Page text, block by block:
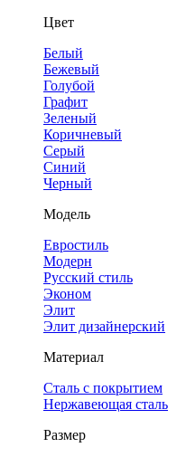
Цвет
Белый
Бежевый
Голубой
Графит
Зеленый
Коричневый
Серый
Синий
Черный
Модель
Евростиль
Модерн
Русский стиль
Эконом
Элит
Элит дизайнерский
Материал
Сталь с покрытием
Нержавеющая сталь
Размер